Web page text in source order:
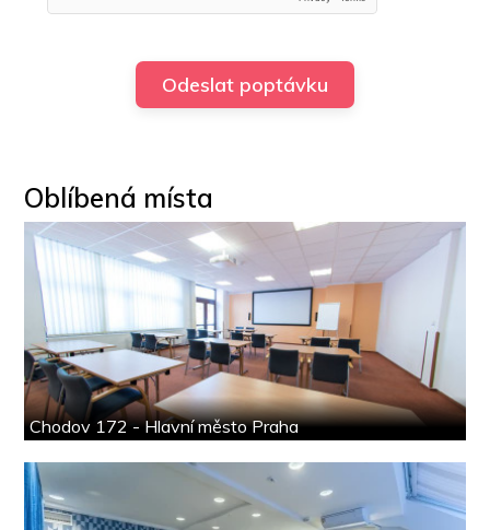
Oblíbená místa
Chodov 172 - Hlavní město Praha